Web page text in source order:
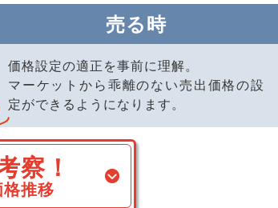
売る時
価格設定の適正を事前に理解。
マーケットから乖離のない売出価格の設
定ができるようになります。
察！
推移